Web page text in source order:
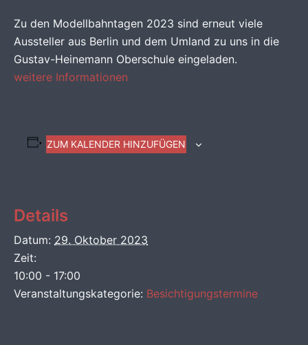
Zu den Modellbahntagen 2023 sind erneut viele
Aussteller aus Berlin und dem Umland zu uns in die
Gustav-Heinemann Oberschule eingeladen.
weitere Informationen
ZUM KALENDER HINZUFÜGEN
Details
Datum: 29. Oktober 2023
Zeit:
10:00 - 17:00
Veranstaltungskategorie: Besichtigungstermine